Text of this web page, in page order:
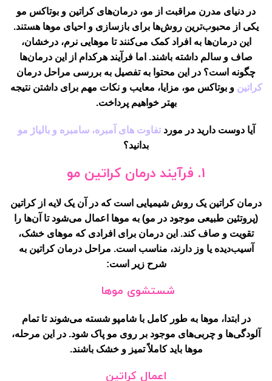
در دنیای مدرن مراقبت از مو، درمان‌های کراتین و بوتاکس مو
یکی از محبوب‌ترین روش‌ها برای بازسازی و احیای موها هستند.
این درمان‌ها به افراد کمک می‌کنند تا موهایی نرم، درخشان،
صاف و سالم داشته باشند. اما فرآیند هرکدام از این درمان‌ها
چگونه است؟ در این محتوا به تفصیل به بررسی مراحل درمان
کراتین و بوتاکس مو، مزایا، معایب و نکات مهم برای داشتن نتیجه
بهتر خواهیم پرداخت.
آیا دوست دارید در موردتفاوت های آمبره، سامبره و بالیاژ مو
بدانید؟
1. فرآیند درمان کراتین مو
درمان کراتین یک روش شیمیایی است که در آن یک لایه از کراتین
(پروتئین طبیعی موجود در مو) به موها اعمال می‌شود تا آن‌ها را
تقویت و صاف کند. این درمان برای افرادی که موهای خشک،
آسیب‌دیده یا وز دارند، مناسب است. مراحل درمان کراتین به
شرح زیر است:
شستشوی موها
در ابتدا، موها به طور کامل با شامپو شسته می‌شوند تا تمام
آلودگی‌ها و چربی‌های موجود بر روی مو پاک شود. در این مرحله،
موها باید کاملاً تمیز و خشک باشند.
اعمال کراتین